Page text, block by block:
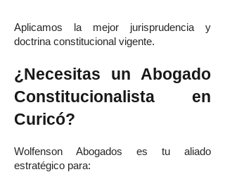
Aplicamos la mejor jurisprudencia y
doctrina constitucional vigente.
¿Necesitas un Abogado
Constitucionalista en
Curicó?
Wolfenson Abogados es tu aliado
estratégico para: